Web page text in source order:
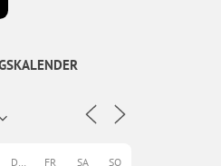
DO FR SA SO